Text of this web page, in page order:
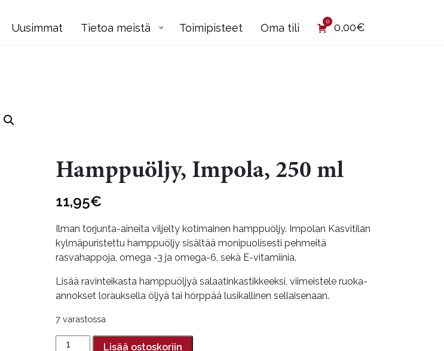
Uusimmat Tietoa meistä Toimipisteet Oma tili 0 0,00€
Hamppuöljy, Impola, 250 ml
11,95€
Ilman torjunta-aineita viljelty kotimainen hamppuöljy. Impolan Kasvitilan
kylmäpuristettu hamppuöljy sisältää monipuolisesti pehmeitä
rasvahappoja, omega -3 ja omega-6, sekä E-vitamiinia.
Lisää ravinteikasta hamppuöljyä salaatinkastikkeeksi, viimeistele ruoka-
annokset lorauksella öljyä tai hörppää lusikallinen sellaisenaan.
7 varastossa
Hamppuöljy,Lisää ostoskoriin